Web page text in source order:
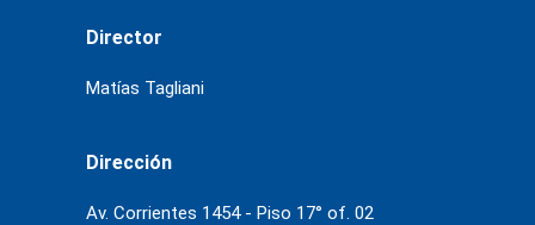
Director
Matías Tagliani
Dirección
Av. Corrientes 1454 - Piso 17° of. 02